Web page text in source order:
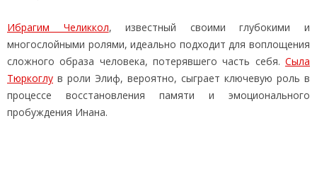
Ибрагим Челиккол, известный своими глубокими и
многослойными ролями, идеально подходит для воплощения
сложного образа человека, потерявшего часть себя. Сыла
Тюркоглу в роли Элиф, вероятно, сыграет ключевую роль в
процессе восстановления памяти и эмоционального
пробуждения Инана.